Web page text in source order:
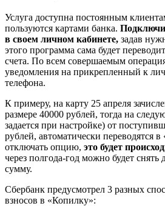
Услуга доступна постоянным
пользуются картами банка.
в своем личном кабинете, задав
этого программа сама будет
счета. По всем совершаемым
уведомления на прикрепленный к
телефона.
К примеру, на карту 25 апреля
размере 40000 рублей, тогда на
задается при настройке) от
рублей, автоматически переводятся
отключать опцию, это будет
через полгода-год можно будет
сумму.
Сбербанк предусмотрел 3 разных
взносов в «Копилку»: